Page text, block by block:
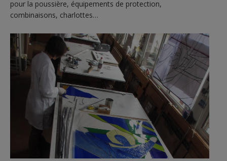
pour la poussière, équipements de protection,
combinaisons, charlottes…